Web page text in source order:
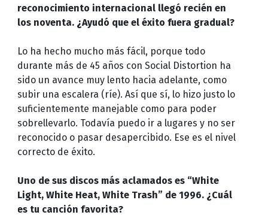
reconocimiento internacional llegó recién en
los noventa. ¿Ayudó que el éxito fuera gradual?
Lo ha hecho mucho más fácil, porque todo
durante más de 45 años con Social Distortion ha
sido un avance muy lento hacia adelante, como
subir una escalera (ríe). Así que sí, lo hizo justo lo
suficientemente manejable como para poder
sobrellevarlo. Todavía puedo ir a lugares y no ser
reconocido o pasar desapercibido. Ese es el nivel
correcto de éxito.
Uno de sus discos más aclamados es “White
Light, White Heat, White Trash” de 1996. ¿Cuál
es tu canción favorita?